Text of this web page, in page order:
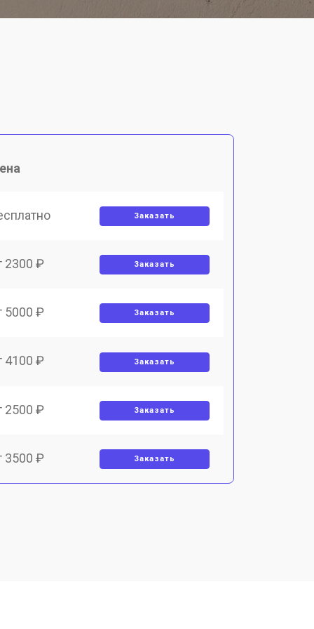
Заказать
2300 ₽ Заказать
5000 ₽ Заказать
4100 ₽ Заказать
2500 ₽ Заказать
3500 ₽ Заказать